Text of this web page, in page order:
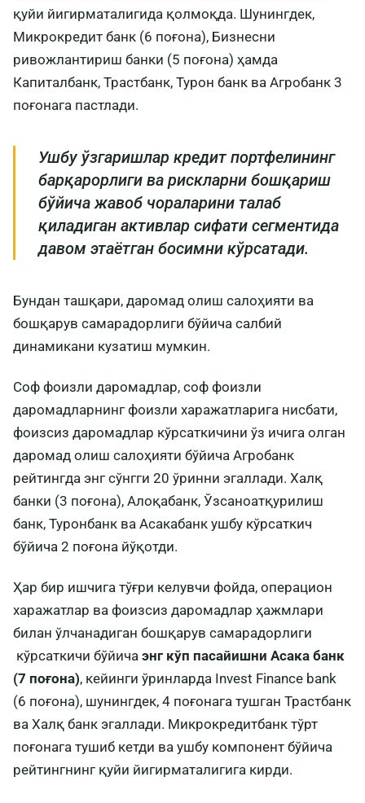
қуйи йигирматалигида қолмоқда. Шунингдек,
Микрокредит банк (6 поғона), Бизнесни
ривожлантириш банки (5 поғона) ҳамда
Капиталбанк, Трастбанк, Турон банк ва Агробанк 3
поғонага пастлади.
Ушбу ўзгаришлар кредит портфелининг
барқарорлиги ва рискларни бошқариш
бўйича жавоб чораларини талаб
қиладиган активлар сифати сегментида
давом этаётган босимни кўрсатади.
Бундан ташқари, даромад олиш салоҳияти ва
бошқарув самарадорлиги бўйича салбий
динамикани кузатиш мумкин.
Соф фоизли даромадлар, соф фоизли
даромадларнинг фоизли харажатларига нисбати,
фоизсиз даромадлар кўрсаткичини ўз ичига олган
даромад олиш салоҳияти бўйича Агробанк
рейтингда энг сўнгги 20 ўринни эгаллади. Халқ
банки (3 поғона), Алоқабанк, Ўзсаноатқурилиш
банк, Туронбанк ва Асакабанк ушбу кўрсаткич
бўйича 2 поғона йўқотди.
Ҳар бир ишчига тўғри келувчи фойда, операцион
харажатлар ва фоизсиз даромадлар ҳажмлари
билан ўлчанадиган бошқарув самарадорлиги
кўрсаткичи бўйича энг кўп пасайишни Асака банк
(7 поғона), кейинги ўринларда Invest Finance bank
(6 поғона), шунингдек, 4 поғонага тушган Трастбанк
ва Халқ банк эгаллади. Микрокредитбанк тўрт
поғонага тушиб кетди ва ушбу компонент бўйича
рейтингнинг қуйи йигирматалигига кирди.